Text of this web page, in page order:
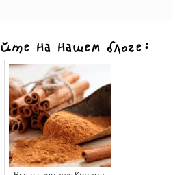
на нашем блоге: